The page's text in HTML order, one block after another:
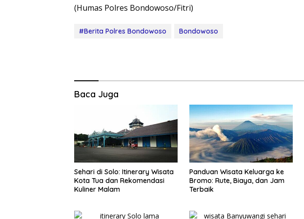
(Humas Polres Bondowoso/Fitri)
#Berita Polres Bondowoso Bondowoso
Baca Juga
Sehari di Solo: Itinerary Wisata
Kota Tua dan Rekomendasi
Kuliner Malam
Panduan Wisata Keluarga ke
Bromo: Rute, Biaya, dan Jam
Terbaik